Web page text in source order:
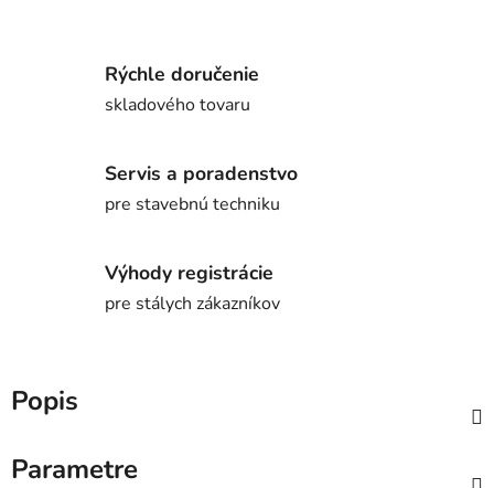
Rýchle doručenie
skladového tovaru
Servis a poradenstvo
pre stavebnú techniku
Výhody registrácie
pre stálych zákazníkov
Popis
Parametre